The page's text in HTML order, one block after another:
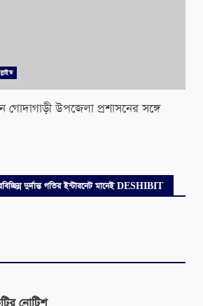
স্লাইড
গোদাগাড়ী উপজেলা প্রশাসনের সঙ্গে
দুর্দান্ত গতির ইন্টারনেট মানেই DESHIBIT